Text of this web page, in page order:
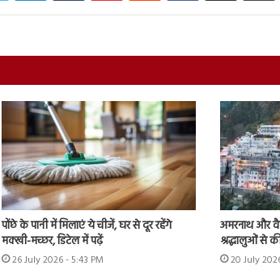
पोंछे के पानी में मिलाएं ये चीजें, घर से दूर रहेंगे
मक्खी-मच्छर, डिटेल में पढ़ें
26 July 2026 - 5:43 PM
अमरनाथ और
श्रद्धालुओं से
20 July